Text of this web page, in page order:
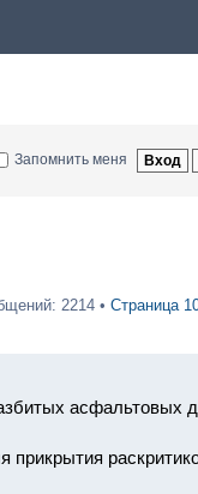
Запомнить меня
2214 • Страница
асфальтовых